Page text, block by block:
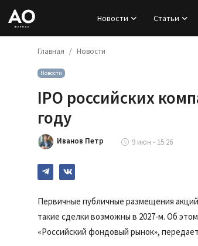
Новости Статьи
Статьи
База знаний
Главная Новости
Новости
IPO российских
году
Иванов Петр 9 июн - 15:26
Первичные публичные размещения акций
такие сделки возможны в 2027-м. Об
«Российский фондовый рынок», передает